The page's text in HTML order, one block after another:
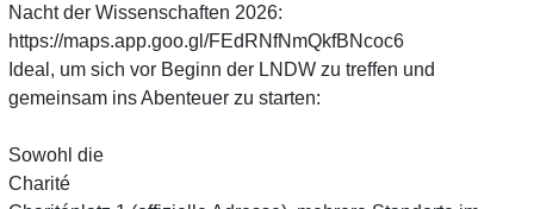
Nacht der Wissenschaften 2026:
https://maps.app.goo.gl/FEdRNfNmQkfBNcoc6
Ideal, um sich vor Beginn der LNDW zu treffen und
gemeinsam ins Abenteuer zu starten:
Sowohl die
Charité